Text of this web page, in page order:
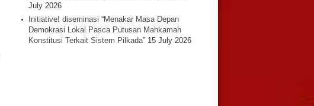
July 2026
Initiative! diseminasi “Menakar Masa Depan
Demokrasi Lokal Pasca Putusan Mahkamah
Konstitusi Terkait Sistem Pilkada” 15 July 2026